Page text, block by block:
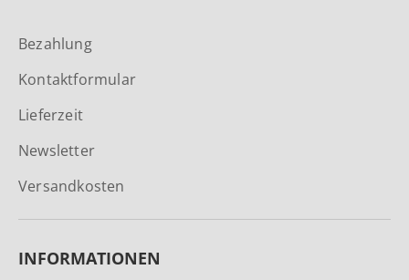
Bezahlung
Kontaktformular
Lieferzeit
Newsletter
Versandkosten
INFORMATIONEN